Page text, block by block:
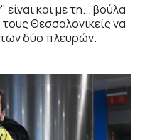
και με τη... βούλα
Θεσσαλονικείς να
δύο πλευρών.